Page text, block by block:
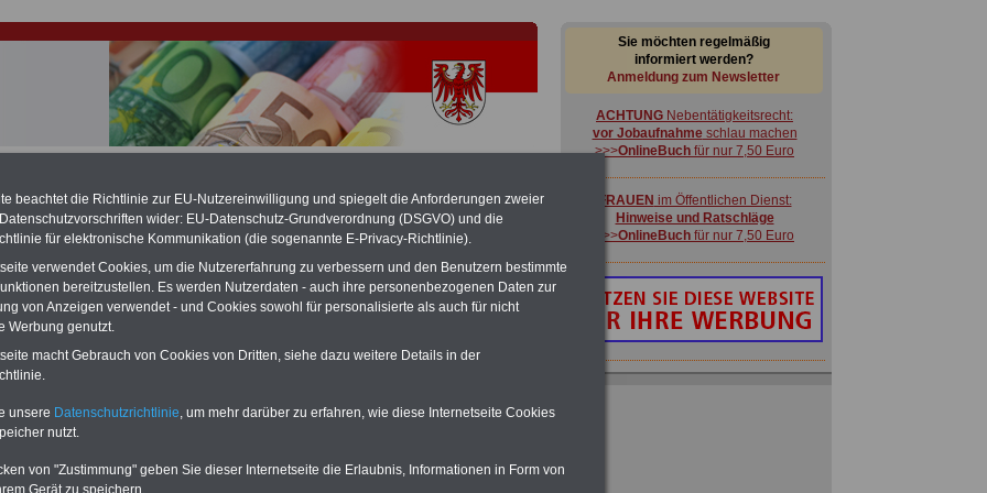
hat die Berliner Landesbesoldung für verfassungs-widrig
muss bisMärz 2027 eine Neuregelung der Besoldung beschließen). Auch beim
& Ruhestandsbeamte) gibt es teilweise hohe Nachzahlungen (Medienberichten
füralle (!) Beamtezwischen mind. 3.000 und 13.000 Euro, Der INFO-
hierzu eine Broschüre heraus, die unmittelbar nach dem Beschluss des
der Bundesregierung vorgelegt wird (wahrscheinlich im Quartal.2026
der Broschüre .
für Beamtinnen und Beamte des Landes Brandenburg
mit 3 Ratgebern für nur
für Beamtinnen
versorgungsrecht
sowie Beihilferecht in Bund und
Ratgeber sind übersichtlich
PDF-SERVICE: 10 Bücher bzw. eBooks zu
können Sie zehn Bücher als eBook
herunterladen, auch für Beschäftigte beim
Sie möchten regelmäßig
informiert werden?
Anmeldung zum Newsletter
ACHTUNG Nebentätigkeitsrecht:
vor Jobaufnahmeschlau machen
>>>OnlineBuch für nur 7,50 Euro
FRAUEN im Öffentlichen Dienst:
Hinweise und Ratschläge
>>>OnlineBuch für nur 7,50 Euro
beachtet die Richtlinie zur EU-Nutzereinwilligung und spiegelt die Anforderungen zweier
wider: EU-Datenschutz-Grundverordnung (DSGVO) und die
für elektronische Kommunikation (die sogenannte E-Privacy-Richtlinie).
verwendet Cookies, um die Nutzererfahrung zu verbessern und den Benutzern bestimmte
bereitzustellen. Es werden Nutzerdaten - auch ihre personenbezogenen Daten zur
von Anzeigen verwendet - und Cookies sowohl für personalisierte als auch für nicht
Werbung genutzt.
macht Gebrauch von Cookies von Dritten, siehe dazu weitere Details in der
unsere Datenschutzrichtlinie, um mehr darüber zu erfahren, wie diese Internetseite Cookies
nutzt.
von "Zustimmung" geben Sie dieser Internetseite die Erlaubnis, Informationen in Form von
Gerät zu speichern.